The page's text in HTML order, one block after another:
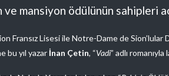
mansiyon ödülünün sahipleri
Fransız Lisesi ile Notre-Dame de Sion’lular
bu yıl yazar İnan Çetin, “Vadi” adlı